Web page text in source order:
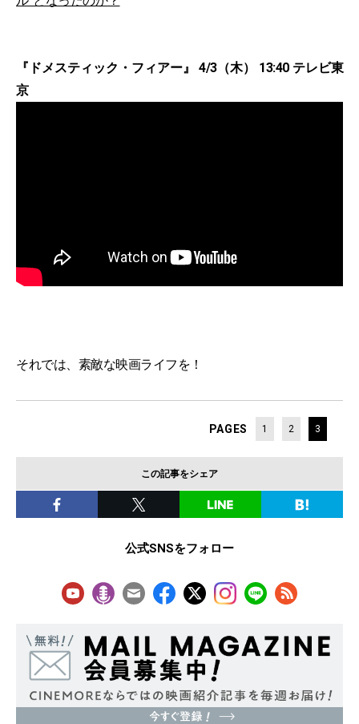
『ドメスティック・フィアー』 4/3（木） 13:40 テレビ東
京
それでは、素敵な映画ライフを！
PAGES 1 2 3
この記事をシェア
公式SNSをフォロー